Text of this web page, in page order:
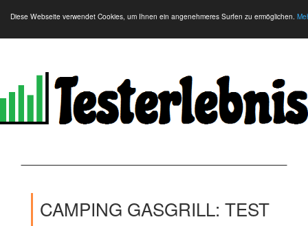
Diese Webseite verwendet Cookies, um Ihnen ein angenehmeres Surfen zu ermöglichen.
CAMPING GASGRILL: TEST